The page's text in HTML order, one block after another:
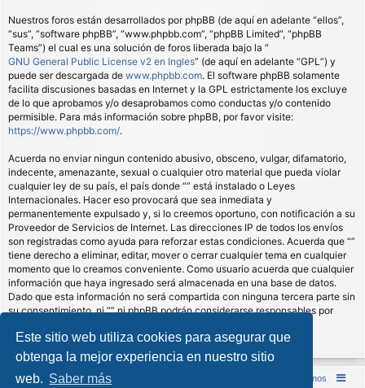
Este sitio web utiliza cookies para asegurar que
obtenga la mejor experiencia en nuestro sitio
web. Saber más
Nuestros foros están desarrollados por phpBB (de aquí en adelante “ellos”,
“sus”, “software phpBB”, “www.phpbb.com”, “phpBB Limited”, “phpBB
Teams”) el cual es una solución de foros liberada bajo la “
GNU General Public License v2 en Ingles” (de aquí en adelante “GPL”) y
puede ser descargada de www.phpbb.com. El software phpBB solamente
facilita discusiones basadas en Internet y la GPL estrictamente los excluye
de lo que aprobamos y/o desaprobamos como conductas y/o contenido
permisible. Para más información sobre phpBB, por favor visite:
https://www.phpbb.com/.
Acuerda no enviar ningun contenido abusivo, obsceno, vulgar, difamatorio,
indecente, amenazante, sexual o cualquier otro material que pueda violar
cualquier ley de su país, el país donde “” está instalado o Leyes
Internacionales. Hacer eso provocará que sea inmediata y
permanentemente expulsado y, si lo creemos oportuno, con notificación a su
Proveedor de Servicios de Internet. Las direcciones IP de todos los envíos
son registradas como ayuda para reforzar estas condiciones. Acuerda que “”
tiene derecho a eliminar, editar, mover o cerrar cualquier tema en cualquier
momento que lo creamos conveniente. Como usuario acuerda que cualquier
información que haya ingresado será almacenada en una base de datos.
Dado que esta información no será compartida con ninguna tercera parte sin
su consentimiento, ni “” ni phpBB podrán considerarse responsables por
comprometidos.
Inicio (Web) Foro Punta de Lanza Wargames Contáctenos